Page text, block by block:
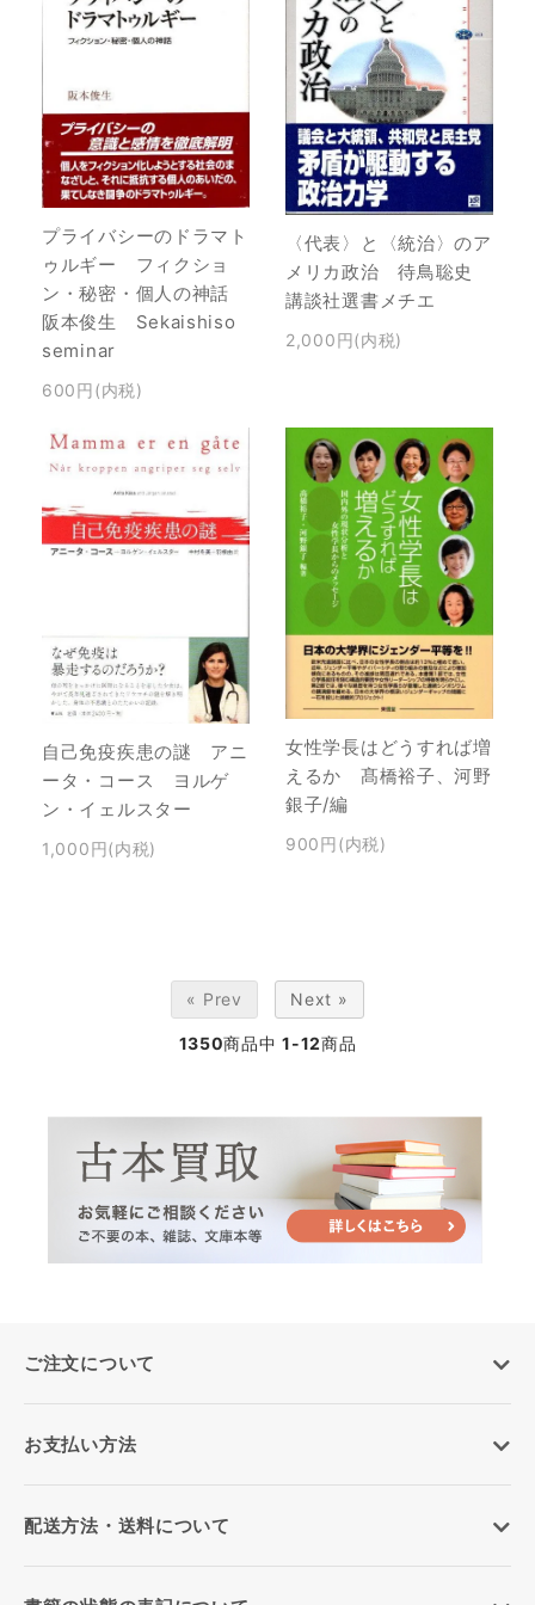
プライバシーのドラマト
ゥルギー フィクショ
ン・秘密・個人の神話
阪本俊生 Sekaishiso
seminar
600円(内税)
〈代表〉と〈統治〉のア
メリカ政治 待鳥聡史
講談社選書メチエ
2,000円(内税)
自己免疫疾患の謎 アニ
ータ・コース ヨルゲ
ン・イェルスター
1,000円(内税)
女性学長はどうすれば増
えるか 髙橋裕子、河野
銀子/編
900円(内税)
« Prev Next »
1350商品中 1-12商品
ご注文について
お支払い方法
配送方法・送料について